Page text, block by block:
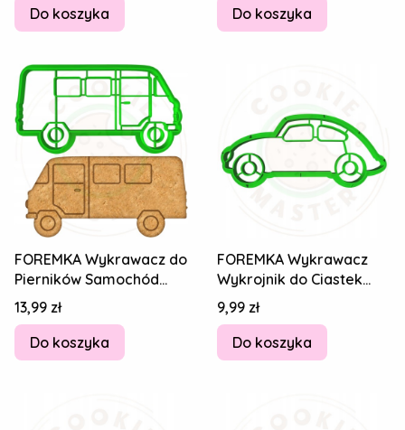
Do koszyka
Do koszyka
FOREMKA Wykrawacz do
Pierników Samochód
Pojazd Bus AUTO ŻUK
Lublin 10cm
Cena
13,99 zł
Do koszyka
FOREMKA Wykrawacz
Wykrojnik do Ciastek
Pierników POJAZD
Samochód Auto 10cm
Cena
9,99 zł
Do koszyka